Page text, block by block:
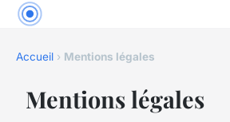
Accueil › Mentions légales
Mentions légales